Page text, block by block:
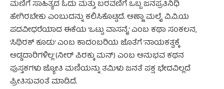
ಮಣಿಗೆ ಸಾಹಿತ್ಯದ ಓದು ಮತ್ತು ಬರವಣಿಗೆ ಒಬ್ಬ ಜನಪ್ರತಿನಿಧಿ
ಹೇಗಿರಬೇಕು ಎಂಬುದನ್ನು ಕಲಿಸಿಕೊಟ್ಟಿದೆ. ಅಣ್ಣಾ ಮಲೈ ವಿ.ವಿ.ಯ
ಪದವೀಧರೆಯಾದ ಈಕೆಯ ’ಒಟ್ಟು ವಾಸನೈ’ ಎಂಬ ಕಥಾ ಸಂಕಲನ,
’ಸಿಥಿರಕ್ ಕೂಡು’ ಎಂಬ ಕಾದಂಬರಿಯ ಜೊತೆಗೆ ’ನಾಯಕತ್ವಕ್ಕೆ
ಅಡ್ಡದಾರಿಗಳಿಲ್ಲ’ (ನೀರ್ ಪಿರಕ್ಕು ಮನ್) ಎಂಬ ಅನುಭವ ಕಥನ
ಪುಸ್ತಕಗಳು ಜ್ಯೋತಿ ಮಣಿಯನ್ನು ತಮಿಳು ಜನತೆ ಪಕ್ಷ ಭೇದವಿಲ್ಲದೆ
ಪ್ರೀತಿಸುವಂತೆ ಮಾಡಿದೆ.